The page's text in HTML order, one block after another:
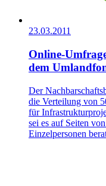
23.03.2011
Online-
dem
Der
die Verteilung von
für
sei es auf Seiten
Einzelpersonen